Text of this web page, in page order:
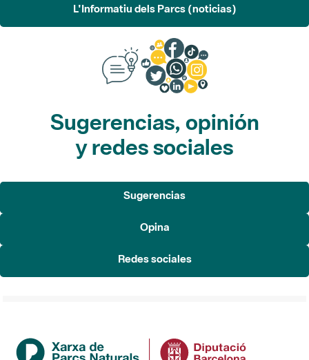
L'Informatiu dels Parcs (noticias)
Sugerencias, opinión
y redes sociales
Sugerencias
Opina
Redes sociales